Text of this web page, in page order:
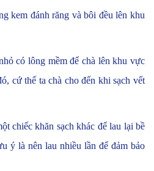
kem đánh răng và bôi đều lên khu
có lông mềm để chà lên khu vực
cứ thế ta chà cho đến khi sạch vết
chiếc khăn sạch khác để lau lại bề
ý là nên lau nhiều lần để đảm bảo